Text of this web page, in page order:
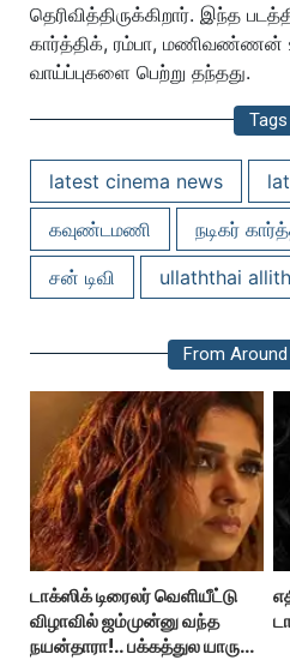
தெரிவித்திருக்கிறார். இந்த
கார்த்திக், ரம்பா, மணிவண்ணன்
வாய்ப்புகளை பெற்று தந்தது.
Tags
latest cinema news
கவுண்டமணி
நடிகர்
சன் டிவி
ullaththai
From
டாக்ஸிக் டிரைலர் வெளியீட்டு
விழாவில் ஜம்முன்னு வந்த
நயன்தாரா!.. பக்கத்துல யாரு